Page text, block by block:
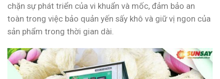
chặn sự phát triển của vi khuẩn và mốc, đảm bảo an
toàn trong việc bảo quản yến sấy khô và giữ vị ngon của
sản phẩm trong thời gian dài.